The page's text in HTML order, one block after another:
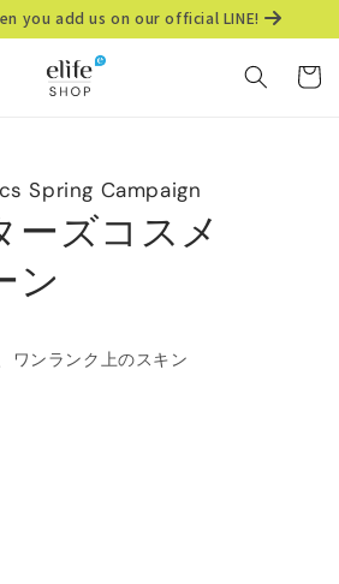
you add us on our official LINE!
Cart
Spring Campaign
ーズコスメ
ン
ワンランク上のスキン